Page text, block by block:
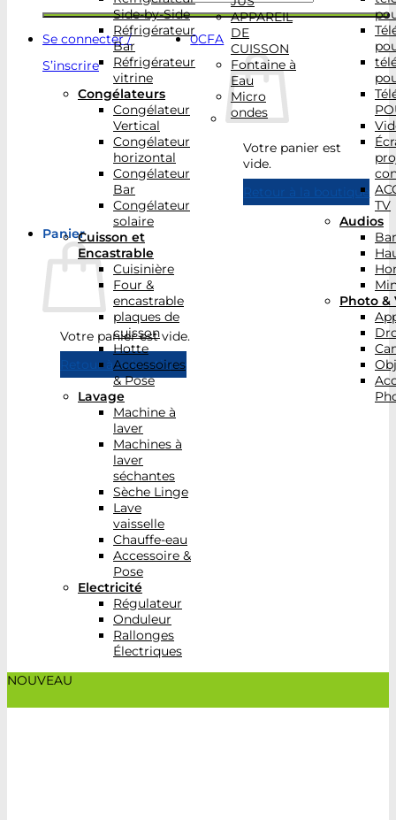
Se connecter /
S’inscrire
0CFA
Votre panier est
vide.
Retour à la boutique
Panier
Votre panier est vide.
Retour à la boutique
Side-by-Side
Réfrigérateur
Bar
Réfrigérateur
vitrine
Congélateurs
Congélateur
Vertical
Congélateur
horizontal
Congélateur
Bar
Congélateur
solaire
Cuisson et
Encastrable
Cuisinière
Four &
encastrable
plaques de
cuisson
Hotte
Accessoires
& Pose
Lavage
Machine à
laver
Machines à
laver
séchantes
Sèche Linge
Lave
vaisselle
Chauffe-eau
Accessoire &
Pose
Electricité
Régulateur
Onduleur
Rallonges
Électriques
APPAREIL
DE
CUISSON
Fontaine à
Eau
Micro
ondes
TV
Audios
Photo &
NOUVEAU